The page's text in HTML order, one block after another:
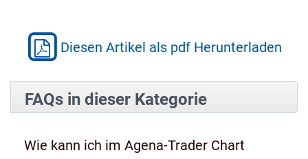
Diesen Artikel als pdf Herunterladen
FAQs in dieser Kategorie
Wie kann ich im Agena-Trader Chart